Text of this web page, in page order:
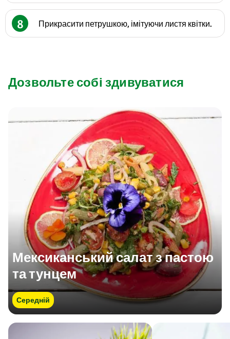
8 Прикрасити петрушкою, імітуючи листя квітки.
Дозвольте собі здивуватися
Мексиканський салат з пастою
та тунцем
Середній